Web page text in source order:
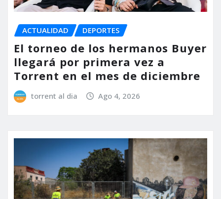
ACTUALIDAD DEPORTES
El torneo de los hermanos Buyer
llegará por primera vez a
Torrent en el mes de diciembre
torrent al dia Ago 4, 2026